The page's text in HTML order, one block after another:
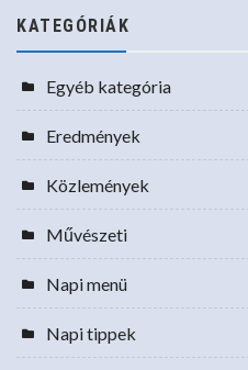
KATEGÓRIÁK
Egyéb kategória
Eredmények
Közlemények
Művészeti
Napi menü
Napi tippek